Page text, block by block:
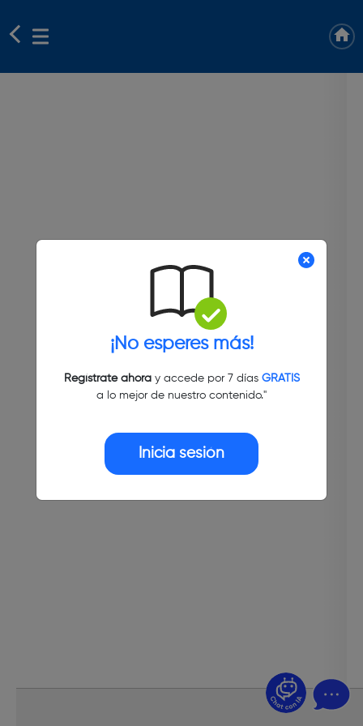
¡No esperes más!
Regístrate ahoray accede por 7 días GRATIS
a lo mejor de nuestro contenido."
Inicia sesión